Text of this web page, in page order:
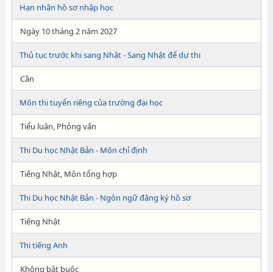
Hạn nhận hồ sơ nhập học
Ngày 10 tháng 2 năm 2027
Thủ tục trước khi sang Nhật - Sang Nhật để dự thi
Cần
Môn thi tuyển riêng của trường đại học
Tiểu luận, Phỏng vấn
Thi Du học Nhật Bản - Môn chỉ định
Tiếng Nhật, Môn tổng hợp
Thi Du học Nhật Bản - Ngôn ngữ đăng ký hồ sơ
Tiếng Nhật
Thi tiếng Anh
Không bắt buộc